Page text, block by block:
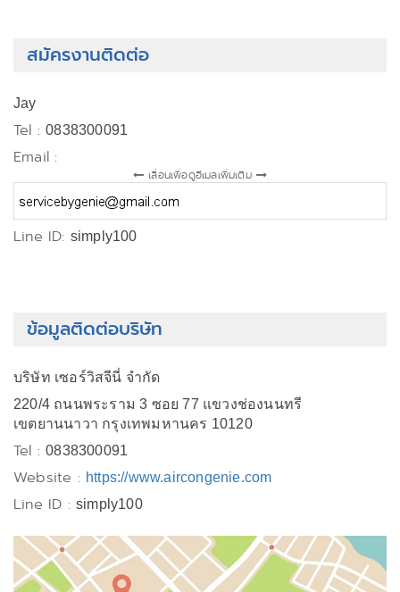
สมัครงานติดต่อ
Jay
Tel :0838300091
Email :
เลื่อนเพื่อดูอีเมลเพิ่มเติม
Line ID: simply100
ข้อมูลติดต่อบริษัท
บริษัท เซอร์วิสจีนี่ จำกัด
220/4 ถนนพระราม 3 ซอย 77 แขวงช่องนนทรี
เขตยานนาวา กรุงเทพมหานคร 10120
Tel :0838300091
Website : https://www.aircongenie.com
Line ID : simply100